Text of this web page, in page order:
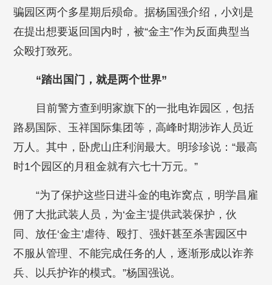
骗园区两个多星期后殒命。据杨国强介绍，小刘是
在提出想要返回国内时，被“金主”作为反面典型当
众殴打致死。
“踏出国门，就是两个世界”
目前警方查到明家旗下的一批电诈园区，包括
路易国际、玉祥国际集团等，高峰时期涉诈人员近
万人。其中，卧虎山庄利润最大。明珍珍说：“最高
时1个园区的月租金就有六七十万元。”
“为了保护这些日进斗金的电诈窝点，明学昌雇
佣了大批武装人员，为‘金主’提供武装保护，伙
同、放任‘金主’虐待、殴打、强奸甚至杀害园区中
不服从管理、不能完成任务的人，逐渐形成以诈养
兵、以兵护诈的模式。”杨国强说。